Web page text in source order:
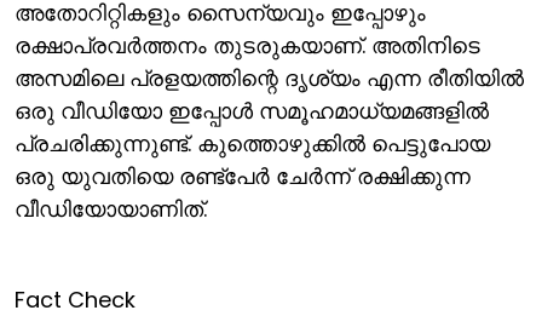
അതോറിറ്റികളും സൈന്യവും ഇപ്പോഴും
രക്ഷാപ്രവര്‍ത്തനം തുടരുകയാണ്. അതിനിടെ
അസമിലെ പ്രളയത്തിന്റെ ദൃശ്യം എന്ന രീതിയില്‍
ഒരു വീഡിയോ ഇപ്പോള്‍ സമൂഹമാധ്യമങ്ങളില്‍
പ്രചരിക്കുന്നുണ്ട്. കുത്തൊഴുക്കില്‍ പെട്ടുപോയ
ഒരു യുവതിയെ രണ്ട്‌പേര്‍ ചേര്‍ന്ന് രക്ഷിക്കുന്ന
വീഡിയോയാണിത്.
Fact Check